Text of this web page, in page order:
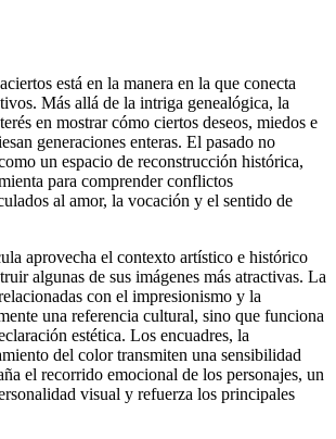
está en la manera en la que conecta
Más allá de la intriga genealógica, la
en mostrar cómo ciertos deseos, miedos e
generaciones enteras. El pasado no
un espacio de reconstrucción histórica,
para comprender conflictos
al amor, la vocación y el sentido de
aprovecha el contexto artístico e histórico
algunas de sus imágenes más atractivas. La
con el impresionismo y la
una referencia cultural, sino que funciona
estética. Los encuadres, la
del color transmiten una sensibilidad
el recorrido emocional de los personajes, un
visual y refuerza los principales